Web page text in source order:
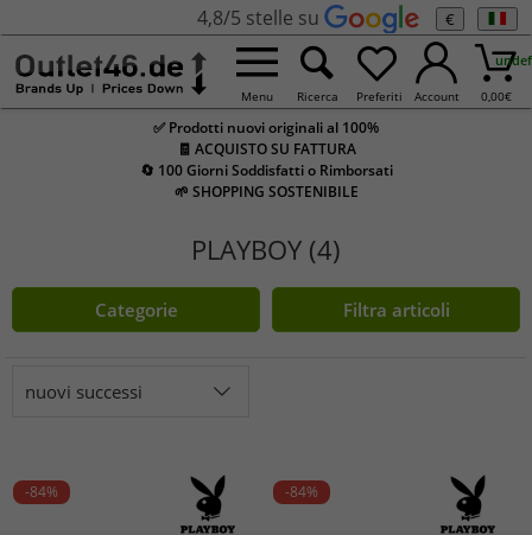
4,8/5 stelle su €
Menu Ricerca Preferiti Account 0,00€
✅ Prodotti nuovi originali al 100%
🧾 ACQUISTO SU FATTURA
🔄 100 Giorni Soddisfatti o Rimborsati
🌱 SHOPPING SOSTENIBILE
PLAYBOY (4)
Categorie Filtra articoli
nuovi successi
-84% -84%